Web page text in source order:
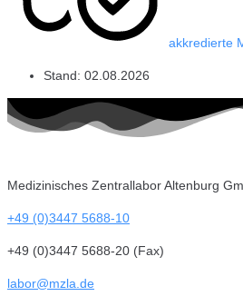
akkredierte
Stand: 02.08.2026
Medizinisches Zentrallabor Altenburg
+49 (0)3447 5688-10
+49 (0)3447 5688-20 (Fax)
labor@mzla.de